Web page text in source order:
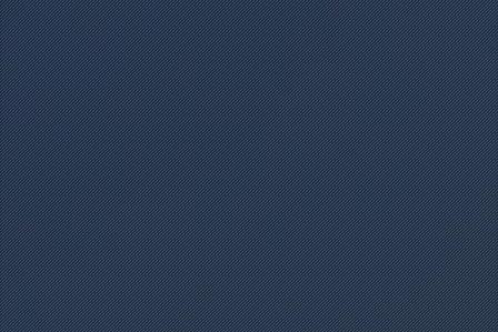
+49 (0) 2671 3052 HOTEL@10THOF.DE
DE EN
STARTSEITE
ZIMMER
HOTEL
UMGEBUNG